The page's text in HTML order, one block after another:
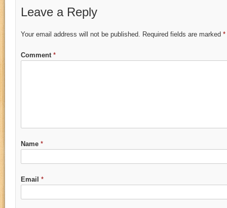
Leave a Reply
Your email address will not be published. Required fields are marked *
Comment *
Name *
Email *